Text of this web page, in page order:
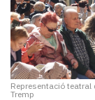
Representació teatral
Tremp